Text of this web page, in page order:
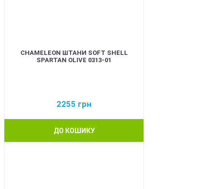
CHAMELEON ШТАНИ SOFT SHELL
SPARTAN OLIVE 0313-01
2255 грн
ДО КОШИКУ